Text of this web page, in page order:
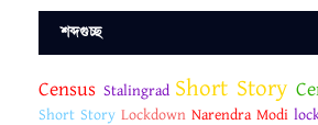
শব্দগুচ্ছ
Census Stalingrad Short Story
Short Story Lockdown Narendra Modi